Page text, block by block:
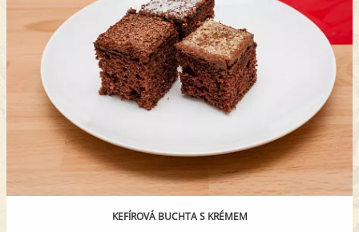
KEFÍROVÁ BUCHTA S KRÉMEM